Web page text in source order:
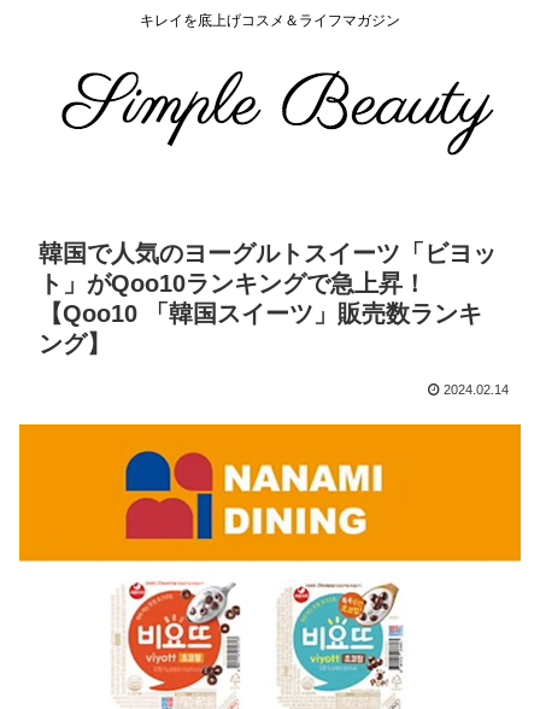
キレイを底上げコスメ＆ライフマガジン
韓国で人気のヨーグルトスイーツ「ビヨッ
ト」がQoo10ランキングで急上昇！
【Qoo10 「韓国スイーツ」販売数ランキ
ング】
2024.02.14